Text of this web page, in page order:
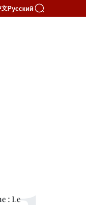
文Русский
: Le